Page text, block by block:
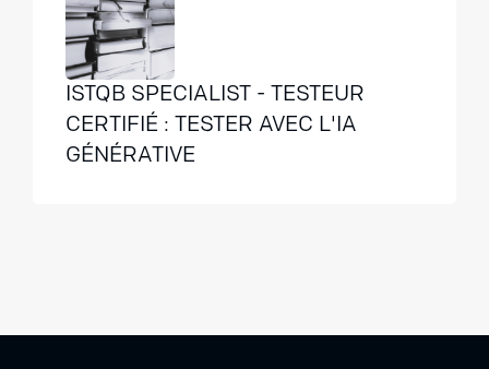
ISTQB SPECIALIST - TESTEUR
CERTIFIÉ : TESTER AVEC L'IA
GÉNÉRATIVE